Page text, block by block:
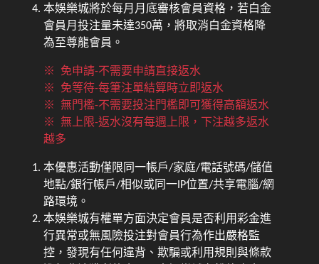
本娛樂城將於每月月底審核會員資格，若白金
會員月投注量未達350萬，將取消白金資格降
為至尊龍會員。
※ 免申請-不需要申請直接返水
※ 免等待-每筆注單結算時立即返水
※ 無門檻-不需要投注門檻即可獲得高額返水
※ 無上限-返水沒有每週上限，下注越多返水
越多
本優惠活動僅限同一帳戶/家庭/電話號碼/儲值
地點/銀行帳戶/相似或同一IP位置/共享電腦/網
路環境。
本娛樂城有權單方面決定會員是否利用彩金進
行異常或無風險投注對會員行為作出嚴格監
控，發現有任何違背、欺騙或利用規則與條款